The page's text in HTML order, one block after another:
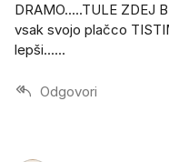
DRAMO.....TULE ZDEJ
vsak svojo plačco
lepši......
Odgovori